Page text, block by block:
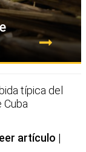
típica del
Cuba
artículo